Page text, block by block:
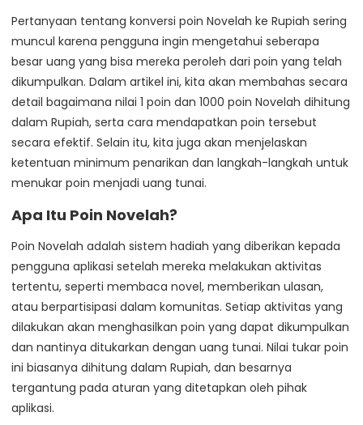
Pertanyaan tentang konversi poin Novelah ke Rupiah sering
muncul karena pengguna ingin mengetahui seberapa
besar uang yang bisa mereka peroleh dari poin yang telah
dikumpulkan. Dalam artikel ini, kita akan membahas secara
detail bagaimana nilai 1 poin dan 1000 poin Novelah dihitung
dalam Rupiah, serta cara mendapatkan poin tersebut
secara efektif. Selain itu, kita juga akan menjelaskan
ketentuan minimum penarikan dan langkah-langkah untuk
menukar poin menjadi uang tunai.
Apa Itu Poin Novelah?
Poin Novelah adalah sistem hadiah yang diberikan kepada
pengguna aplikasi setelah mereka melakukan aktivitas
tertentu, seperti membaca novel, memberikan ulasan,
atau berpartisipasi dalam komunitas. Setiap aktivitas yang
dilakukan akan menghasilkan poin yang dapat dikumpulkan
dan nantinya ditukarkan dengan uang tunai. Nilai tukar poin
ini biasanya dihitung dalam Rupiah, dan besarnya
tergantung pada aturan yang ditetapkan oleh pihak
aplikasi.